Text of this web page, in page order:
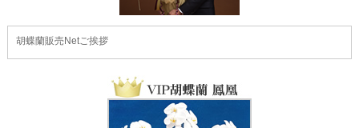
胡蝶蘭販売Netご挨拶